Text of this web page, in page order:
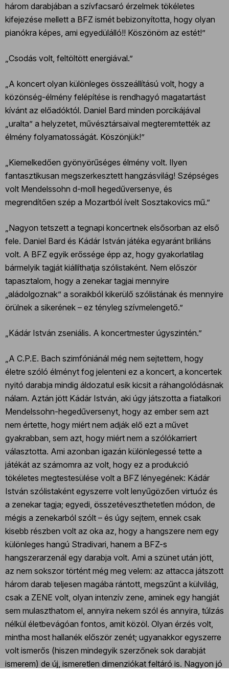
három darabjában a szívfacsaró érzelmek tökéletes
kifejezése mellett a BFZ ismét bebizonyította, hogy olyan
pianókra képes, ami egyedülálló!! Köszönöm az estét!”
„Csodás volt, feltöltött energiával.”
„A koncert olyan különleges összeállítású volt, hogy a
közönség-élmény felépítése is rendhagyó magatartást
kívánt az előadóktól. Daniel Bard minden porcikájával
„uralta” a helyzetet, művésztársaival megteremtették az
élmény folyamatosságát. Köszönjük!”
„Kiemelkedően gyönyörűséges élmény volt. Ilyen
fantasztikusan megszerkesztett hangzásvilág! Szépséges
volt Mendelssohn d-moll hegedűversenye, és
megrendítően szép a Mozartból ívelt Sosztakovics mű.”
„Nagyon tetszett a tegnapi koncertnek elsősorban az első
fele. Daniel Bard és Kádár István játéka egyaránt briliáns
volt. A BFZ egyik erőssége épp az, hogy gyakorlatilag
bármelyik tagját kiállíthatja szólistaként. Nem először
tapasztalom, hogy a zenekar tagjai mennyire
„aládolgoznak” a soraikból kikerülő szólistának és mennyire
örülnek a sikerének – ez tényleg szívmelengető.”
„Kádár István zseniális. A koncertmester úgyszintén.”
„A C.P.E. Bach szimfóniánál még nem sejtettem, hogy
életre szóló élményt fog jelenteni ez a koncert, a koncertek
nyitó darabja mindig áldozatul esik kicsit a ráhangolódásnak
nálam. Aztán jött Kádár István, aki úgy játszotta a fiatalkori
Mendelssohn-hegedűversenyt, hogy az ember sem azt
nem értette, hogy miért nem adják elő ezt a művet
gyakrabban, sem azt, hogy miért nem a szólókarriert
választotta. Ami azonban igazán különlegessé tette a
játékát az számomra az volt, hogy ez a produkció
tökéletes megtestesülése volt a BFZ lényegének: Kádár
István szólistaként egyszerre volt lenyűgözően virtuóz és
a zenekar tagja; egyedi, összetéveszthetetlen módon, de
mégis a zenekarból szólt – és úgy sejtem, ennek csak
kisebb részben volt az oka az, hogy a hangszere nem egy
különleges hangú Stradivari, hanem a BFZ-s
hangszerarzenál egy darabja volt. Ami a szünet után jött,
az nem sokszor történt még meg velem: az attacca játszott
három darab teljesen magába rántott, megszűnt a külvilág,
csak a ZENE volt, olyan intenzív zene, aminek egy hangját
sem mulaszthatom el, annyira nekem szól és annyira, túlzás
nélkül életbevágóan fontos, amit közöl. Olyan érzés volt,
mintha most hallanék először zenét; ugyanakkor egyszerre
volt ismerős (hiszen mindegyik szerzőnek sok darabját
ismerem) de új, ismeretlen dimenziókat feltáró is. Nagyon jó